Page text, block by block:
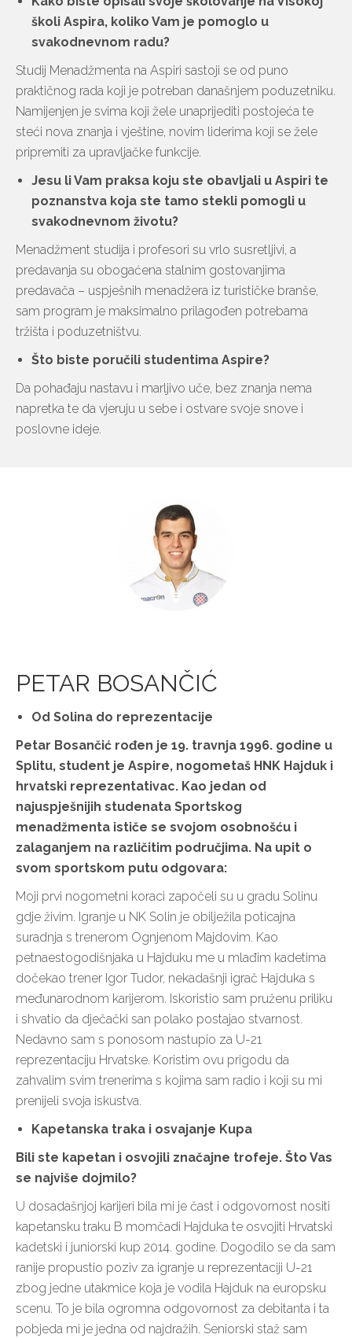
školi Aspira, koliko Vam je pomoglo u
svakodnevnom radu?
Studij Menadžmenta na Aspiri sastoji se od puno
praktičnog rada koji je potreban današnjem poduzetniku.
Namijenjen je svima koji žele unaprijediti postojeća te
steći nova znanja i vještine, novim liderima koji se žele
pripremiti za upravljačke funkcije.
Jesu li Vam praksa koju ste obavljali u Aspiri te
poznanstva koja ste tamo stekli pomogli u
svakodnevnom životu?
Menadžment studija i profesori su vrlo susretljivi, a
predavanja su obogaćena stalnim gostovanjima
predavača – uspješnih menadžera iz turističke branše,
sam program je maksimalno prilagođen potrebama
tržišta i poduzetništvu.
Što biste poručili studentima Aspire?
Da pohađaju nastavu i marljivo uče, bez znanja nema
napretka te da vjeruju u sebe i ostvare svoje snove i
poslovne ideje.
PETAR BOSANČIĆ
Od Solina do reprezentacije
Petar Bosančić rođen je 19. travnja 1996. godine u
Splitu, student je Aspire, nogometaš HNK Hajduk i
hrvatski reprezentativac. Kao jedan od
najuspješnijih studenata Sportskog
menadžmenta ističe se svojom osobnošću i
zalaganjem na različitim područjima. Na upit o
svom sportskom putu odgovara:
Moji prvi nogometni koraci započeli su u gradu Solinu
gdje živim. Igranje u NK Solin je obilježila poticajna
suradnja s trenerom Ognjenom Majdovim. Kao
petnaestogodišnjaka u Hajduku me u mlađim kadetima
dočekao trener Igor Tudor, nekadašnji igrač Hajduka s
međunarodnom karijerom. Iskoristio sam pruženu priliku
i shvatio da dječački san polako postajao stvarnost.
Nedavno sam s ponosom nastupio za U-21
reprezentaciju Hrvatske. Koristim ovu prigodu da
zahvalim svim trenerima s kojima sam radio i koji su mi
prenijeli svoja iskustva.
Kapetanska traka i osvajanje Kupa
Bili ste kapetan i osvojili značajne trofeje. Što Vas
se najviše dojmilo?
U dosadašnjoj karijeri bila mi je čast i odgovornost nositi
kapetansku traku B momčadi Hajduka te osvojiti Hrvatski
kadetski i juniorski kup 2014. godine. Dogodilo se da sam
ranije propustio poziv za igranje u reprezentaciji U-21
zbog jedne utakmice koja je vodila Hajduk na europsku
scenu. To je bila ogromna odgovornost za debitanta i ta
pobjeda mi je jedna od najdražih. Seniorski staž sam